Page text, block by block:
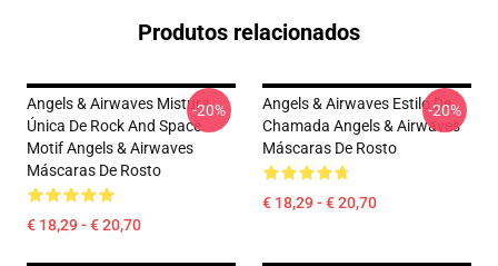
Produtos relacionados
Angels & Airwaves Mistura
Única De Rock And Space
Motif Angels & Airwaves
Máscaras De Rosto
€ 18,29 - € 20,70
-20%
Angels & Airwaves Estilo De
Chamada Angels & Airwaves
Máscaras De Rosto
€ 18,29 - € 20,70
-20%